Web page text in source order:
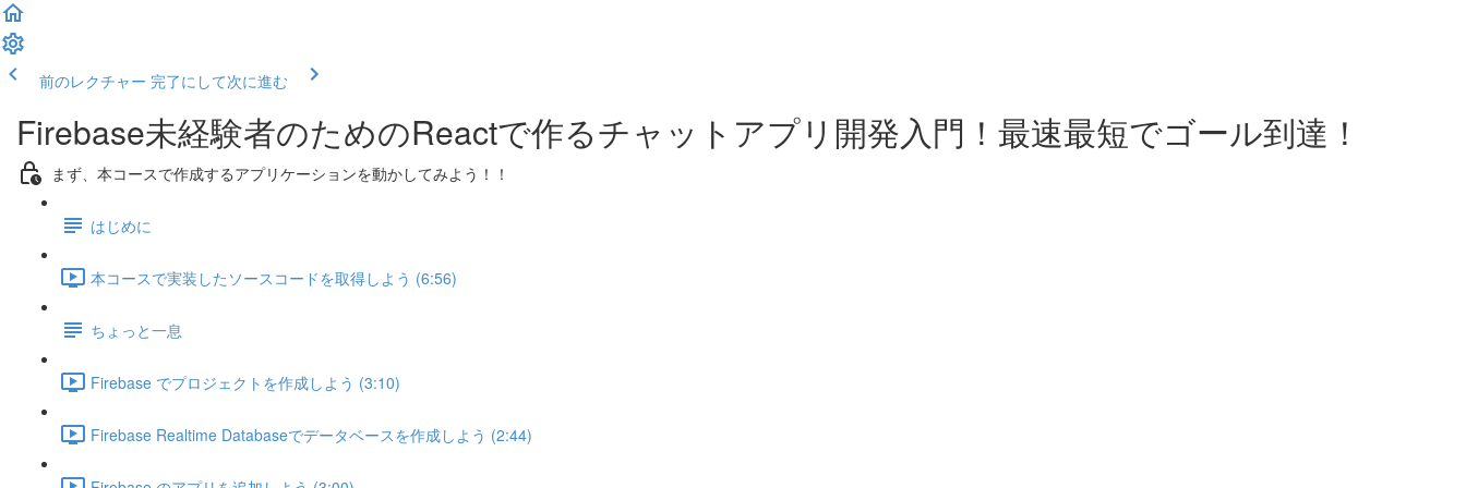
前のレクチャー 完了にして次に進む
Firebase未経験者のためのReactで作るチャットアプリ開発入門！最速最短でゴール到達！
まず、本コースで作成するアプリケーションを動かしてみよう！！
はじめに
本コースで実装したソースコードを取得しよう (6:56)
ちょっと一息
Firebase でプロジェクトを作成しよう (3:10)
Firebase Realtime Databaseでデータベースを作成しよう (2:44)